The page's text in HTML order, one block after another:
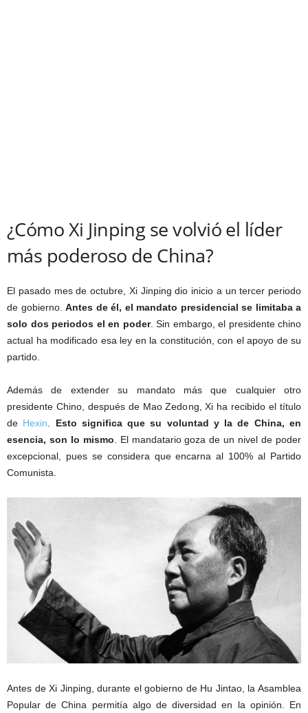
¿Cómo Xi Jinping se volvió el líder
más poderoso de China?
El pasado mes de octubre, Xi Jinping dio inicio a un tercer periodo
de gobierno. Antes de él, el mandato presidencial se limitaba a
solo dos periodos el en poder. Sin embargo, el presidente chino
actual ha modificado esa ley en la constitución, con el apoyo de su
partido.
Además de extender su mandato más que cualquier otro
presidente Chino, después de Mao Zedong, Xi ha recibido el título
de Hexin
Esto significa que su voluntad y la de China, en
esencia, son lo mismo . El mandatario goza de un nivel de poder
excepcional, pues se considera que encarna al 100% al Partido
Comunista.
Antes de Xi Jinping, durante el gobierno de Hu Jintao, la Asamblea
Popular de China permitía algo de diversidad en la opinión. En